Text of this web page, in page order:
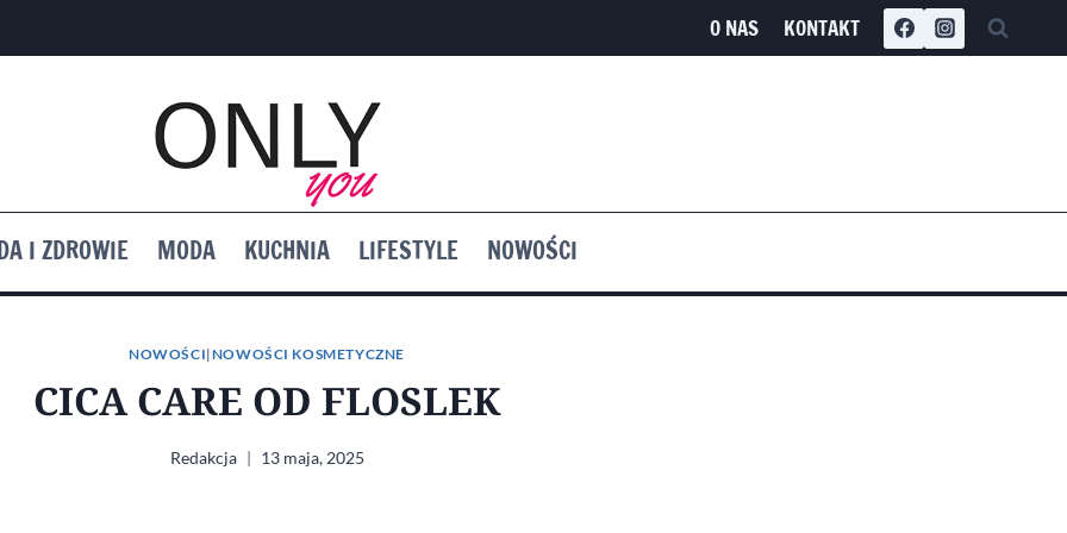
O NAS KONTAKT
I ZDROWIE MODA KUCHNIA LIFESTYLE NOWOŚCI
NOWOŚCI|NOWOŚCI KOSMETYCZNE
CICA CARE OD FLOSLEK
Redakcja 13 maja, 2025